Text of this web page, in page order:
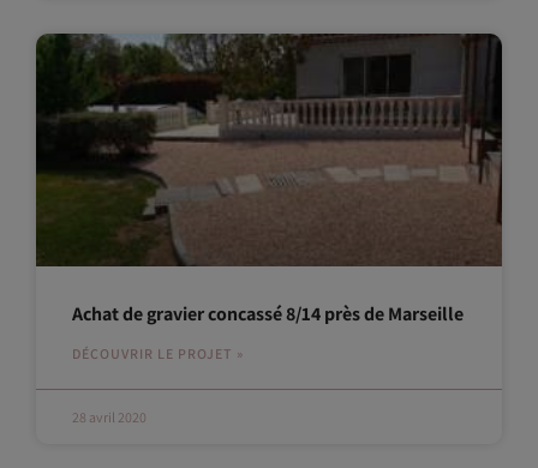
Achat de gravier concassé 8/14 près de Marseille
DÉCOUVRIR LE PROJET »
28 avril 2020